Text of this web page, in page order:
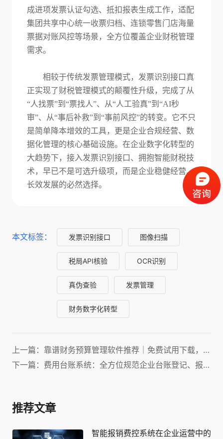
成进项发票认证勾选、抵扣报表生成工作，适配
集团共享中心统一收票归档、连锁零售门店海量
票据对账风控等场景，全方位覆盖企业财税管理
需求。
相较于传统发票管理模式，发票识别接口真
正实现了财税管理模式的颠覆性升级，完成了从
“人找票”到“票找人”、从“人工验真”到“AI秒
审”、从“事后补救”到“事前风控”的转变。它不只
是简单降本增效的工具，更是企业合规经营、数
据化管理的核心基础设施。在企业数字化转型的
大趋势下，接入发票识别接口、拥抱智能财税技
术，早已不是可选升级项，而是企业稳健经营、
长效发展的必然选择。
本文标签： 发票识别接口 图像扫描
税局API核验 OCR识别
真伪查验 发票管理
财务数字化转型
上一篇：靠谱财务预算管理软件推荐｜免费试用下载，适配企业预算、决算全流程
下一篇：费用台账系统：全方位规范企业台账登记、报销流程、明细核查与资金支付管控
推荐文章
智能报销费控系统在企业运营中的